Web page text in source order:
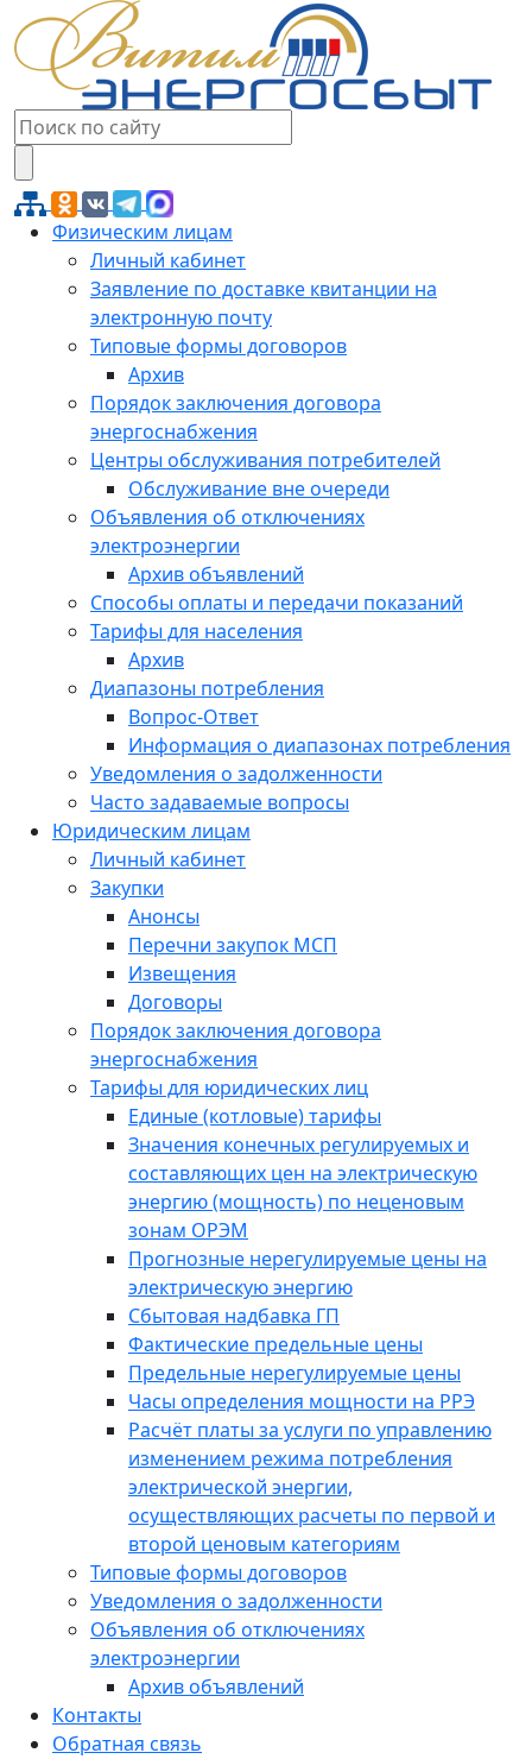
Физическим лицам
Личный кабинет
Заявление по доставке квитанции на
электронную почту
Типовые формы договоров
Архив
Порядок заключения договора
энергоснабжения
Центры обслуживания потребителей
Обслуживание вне очереди
Объявления об отключениях
электроэнергии
Архив объявлений
Способы оплаты и передачи показаний
Тарифы для населения
Архив
Диапазоны потребления
Вопрос-Ответ
Информация о диапазонах потребления
Уведомления о задолженности
Часто задаваемые вопросы
Юридическим лицам
Личный кабинет
Закупки
Анонсы
Перечни закупок МСП
Извещения
Договоры
Порядок заключения договора
энергоснабжения
Тарифы для юридических лиц
Единые (котловые) тарифы
Значения конечных регулируемых и
составляющих цен на электрическую
энергию (мощность) по неценовым
зонам ОРЭМ
Прогнозные нерегулируемые цены на
электрическую энергию
Сбытовая надбавка ГП
Фактические предельные цены
Предельные нерегулируемые цены
Часы определения мощности на РРЭ
Расчёт платы за услуги по управлению
изменением режима потребления
электрической энергии,
осуществляющих расчеты по первой и
второй ценовым категориям
Типовые формы договоров
Уведомления о задолженности
Объявления об отключениях
электроэнергии
Архив объявлений
Контакты
Обратная связь